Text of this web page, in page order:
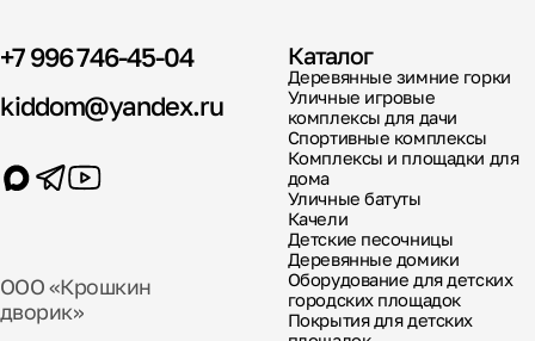
+7 996 746-45-04
kiddom@yandex.ru
ООО «Крошкин
дворик»
Каталог
Деревянные зимние горки
Уличные игровые
комплексы для дачи
Спортивные комплексы
Комплексы и площадки для
дома
Уличные батуты
Качели
Детские песочницы
Деревянные домики
Оборудование для детских
городских площадок
Покрытия для детских